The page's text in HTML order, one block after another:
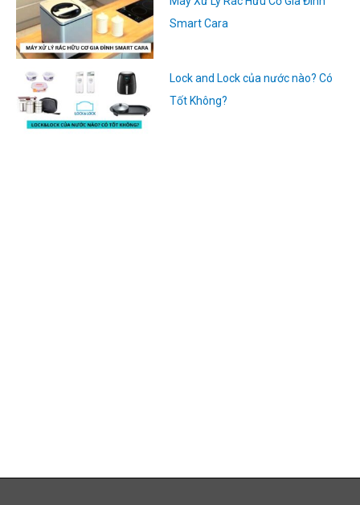
Smart Cara
Lock and Lock của nước nào? Có
Tốt Không?